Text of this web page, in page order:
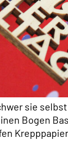
sie
Bogen